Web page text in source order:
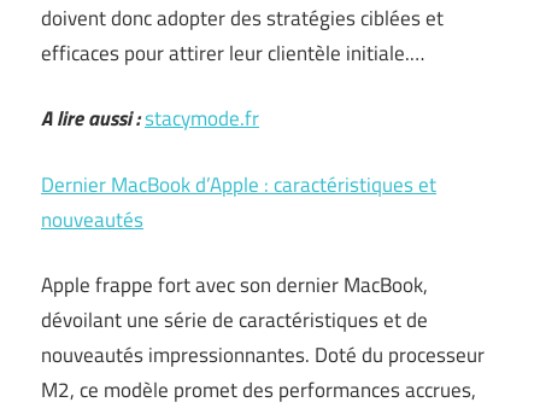
doivent donc adopter des stratégies ciblées et
efficaces pour attirer leur clientèle initiale.…
A lire aussi :stacymode.fr
Dernier MacBook d’Apple : caractéristiques et
nouveautés
Apple frappe fort avec son dernier MacBook,
dévoilant une série de caractéristiques et de
nouveautés impressionnantes. Doté du processeur
M2, ce modèle promet des performances accrues,